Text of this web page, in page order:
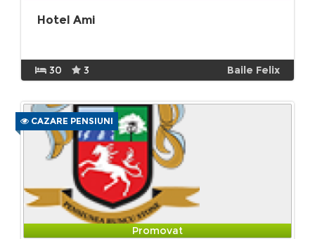
Hotel Ami
30 3 Baile Felix
CAZARE PENSIUNI
Promovat